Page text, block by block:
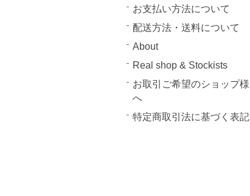
お支払い方法について
配送方法・送料について
About
Real shop & Stockists
お取引ご希望のショップ様
へ
特定商取引法に基づく表記